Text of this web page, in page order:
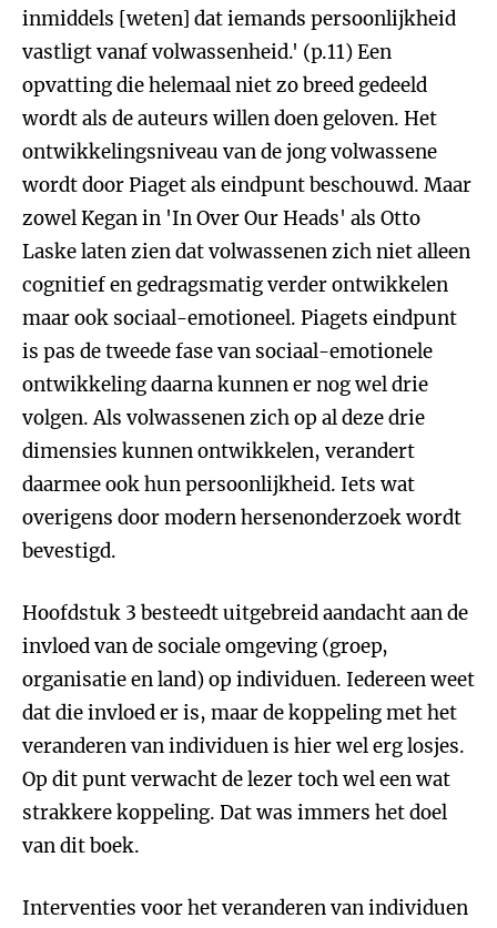
inmiddels [weten] dat iemands persoonlijkheid
vastligt vanaf volwassenheid.' (p.11) Een
opvatting die helemaal niet zo breed gedeeld
wordt als de auteurs willen doen geloven. Het
ontwikkelingsniveau van de jong volwassene
wordt door Piaget als eindpunt beschouwd. Maar
zowel Kegan in 'In Over Our Heads' als Otto
Laske laten zien dat volwassenen zich niet alleen
cognitief en gedragsmatig verder ontwikkelen
maar ook sociaal-emotioneel. Piagets eindpunt
is pas de tweede fase van sociaal-emotionele
ontwikkeling daarna kunnen er nog wel drie
volgen. Als volwassenen zich op al deze drie
dimensies kunnen ontwikkelen, verandert
daarmee ook hun persoonlijkheid. Iets wat
overigens door modern hersenonderzoek wordt
bevestigd.
Hoofdstuk 3 besteedt uitgebreid aandacht aan de
invloed van de sociale omgeving (groep,
organisatie en land) op individuen. Iedereen weet
dat die invloed er is, maar de koppeling met het
veranderen van individuen is hier wel erg losjes.
Op dit punt verwacht de lezer toch wel een wat
strakkere koppeling. Dat was immers het doel
van dit boek.
Interventies voor het veranderen van individuen